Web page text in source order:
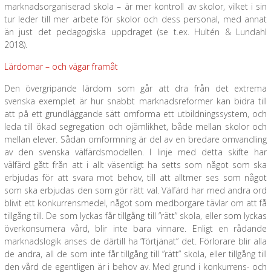
marknadsorganiserad skola – är mer kontroll av skolor, vilket i sin
tur leder till mer arbete för skolor och dess personal, med annat
än just det pedagogiska uppdraget (se t.ex. Hultén & Lundahl
2018).
Lärdomar – och vägar framåt
Den övergripande lärdom som går att dra från det extrema
svenska exemplet är hur snabbt marknadsreformer kan bidra till
att på ett grundläggande sätt omforma ett utbildningssystem, och
leda till ökad segregation och ojämlikhet, både mellan skolor och
mellan elever. Sådan omformning är del av en bredare omvandling
av den svenska välfärdsmodellen. I linje med detta skifte har
välfärd gått från att i allt väsentligt ha setts som något som ska
erbjudas för att svara mot behov, till att alltmer ses som något
som ska erbjudas den som gör rätt val. Välfärd har med andra ord
blivit ett konkurrensmedel, något som medborgare tävlar om att få
tillgång till. De som lyckas får tillgång till ”rätt” skola, eller som lyckas
överkonsumera vård, blir inte bara vinnare. Enligt en rådande
marknadslogik anses de därtill ha ”förtjänat” det. Förlorare blir alla
de andra, all de som inte får tillgång till ”rätt” skola, eller tillgång till
den vård de egentligen är i behov av. Med grund i konkurrens- och